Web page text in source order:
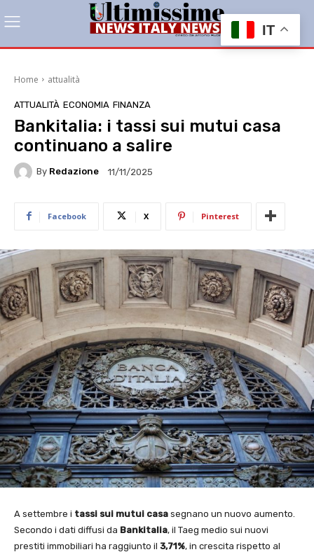
Home attualità
ATTUALITÀ ECONOMIA FINANZA
Bankitalia: i tassi sui mutui casa
continuano a salire
By Redazione 11/11/2025
Facebook X Pinterest
A settembre i tassi sui mutui casa segnano un nuovo aumento.
Secondo i dati diffusi da Bankitalia, il Taeg medio sui nuovi
prestiti immobiliari ha raggiunto il 3,71%, in crescita rispetto al
IT